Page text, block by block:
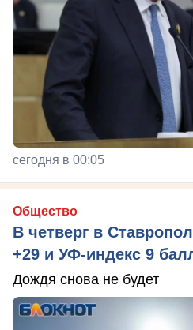
сегодня в 00:05
Общество
В четверг в
+29 и УФ-индекс 9
Дождя снова не будет